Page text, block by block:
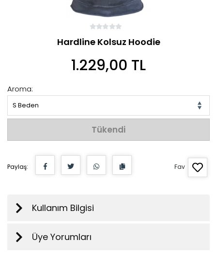
Hardline Kolsuz Hoodie
1.229,00 TL
Aroma:
S Beden
Tükendi
Paylaş: Fav
Kullanım Bilgisi
Üye Yorumları